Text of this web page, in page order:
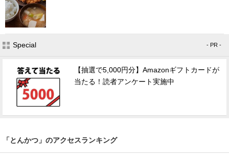
Special - PR -
【抽選で5,000円分】Amazonギフトカードが
当たる！読者アンケート実施中
「とんかつ」のアクセスランキング